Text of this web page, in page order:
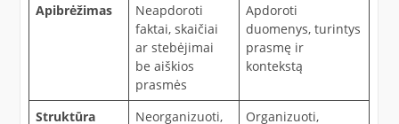
Apibrėžimas
Neapdoroti
faktai, skaičiai
ar stebėjimai
be aiškios
prasmės
Apdoroti
duomenys, turintys
prasmę ir
kontekstą
Struktūra Neorganizuoti, Organizuoti,